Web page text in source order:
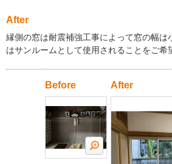
After
縁側の窓は耐震補強工事によって窓の幅は
はサンルームとして使用されることをご希
Before After